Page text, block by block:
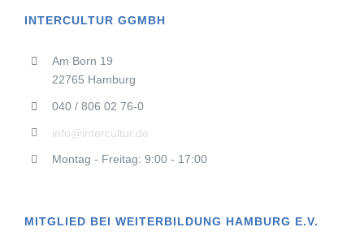
INTERCULTUR GGMBH
Am Born 19
22765 Hamburg
040 / 806 02 76-0
info@intercultur.de
Montag - Freitag: 9:00 - 17:00
MITGLIED BEI WEITERBILDUNG HAMBURG E.V.